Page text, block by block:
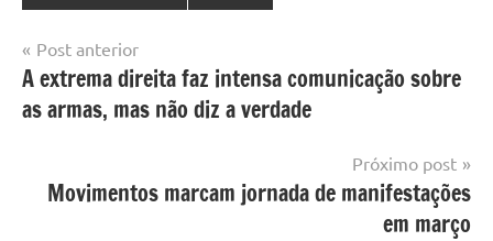
Navegação
de
Post
Post anterior
A extrema direita faz intensa comunicação sobre
as armas, mas não diz a verdade
Próximo post
Movimentos marcam jornada de manifestações
em março